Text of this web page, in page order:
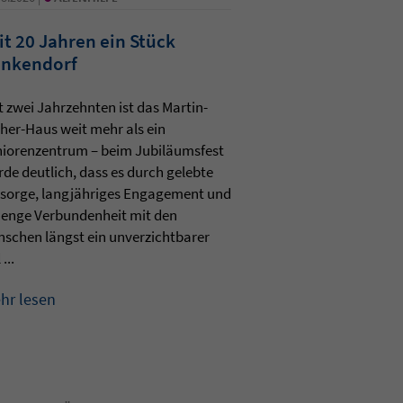
20 Jahren ein Stück
zwei Jahrzehnten ist das Martin-
Haus weit mehr als ein
– beim Jubiläumsfest
deutlich, dass es durch gelebte
langjähriges Engagement und
Verbundenheit mit den
längst ein unverzichtbarer
lesen